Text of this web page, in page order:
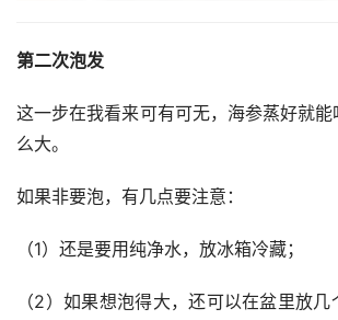
第二次泡发
这一步在我看来可有可无，海参蒸好就
么大。
如果非要泡，有几点要注意：
（1）还是要用纯净水，放冰箱冷藏；
（2）如果想泡得大，还可以在盆里放